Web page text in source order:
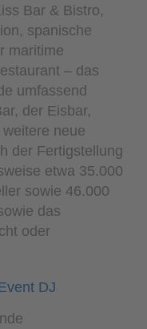
Bar & Bistro,
spanische
maritime
– das
umfassend
der Eisbar,
neue
der Fertigstellung
etwa 35.000
sowie 46.000
das
oder